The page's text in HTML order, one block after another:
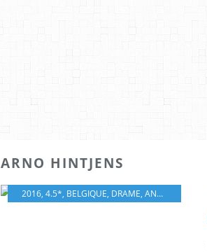
ARNO HINTJENS
2016, 4.5*, BELGIQUE, DRAME, ANTOINE CUYPERS